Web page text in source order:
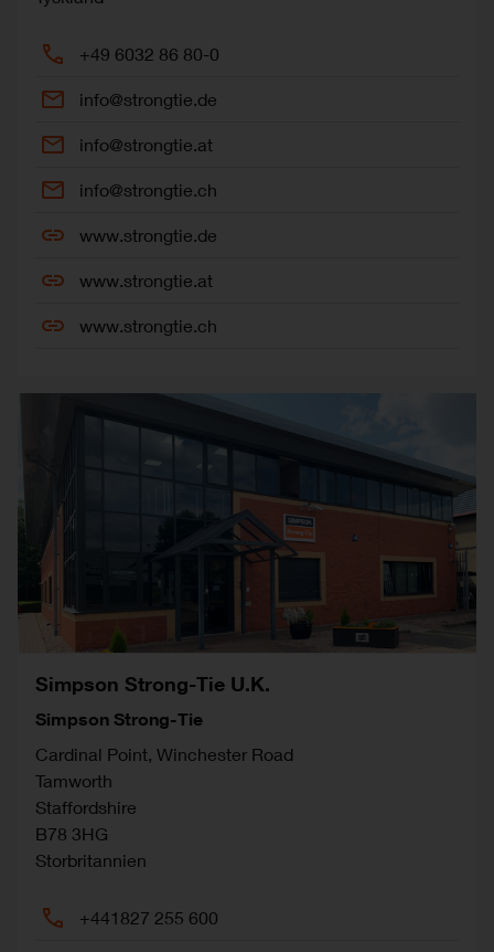
+49 6032 86 80-0
info@strongtie.de
info@strongtie.at
info@strongtie.ch
www.strongtie.de
www.strongtie.at
www.strongtie.ch
Simpson Strong-Tie U.K.
Simpson Strong-Tie
Cardinal Point, Winchester Road
Tamworth
Staffordshire
B78 3HG
Storbritannien
+441827 255 600